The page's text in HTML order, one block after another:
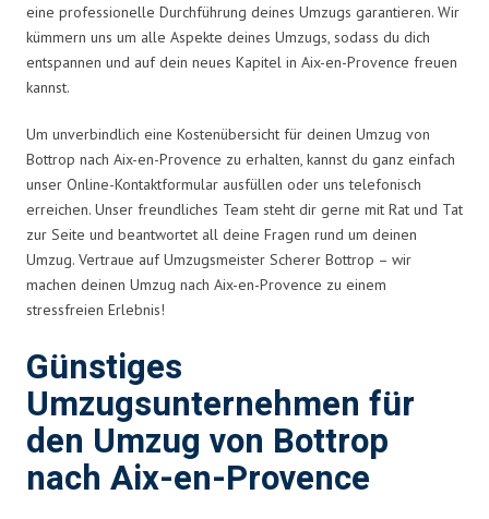
eine professionelle Durchführung deines Umzugs garantieren. Wir
kümmern uns um alle Aspekte deines Umzugs, sodass du dich
entspannen und auf dein neues Kapitel in Aix-en-Provence freuen
kannst.
Um unverbindlich eine Kostenübersicht für deinen Umzug von
Bottrop nach Aix-en-Provence zu erhalten, kannst du ganz einfach
unser Online-Kontaktformular ausfüllen oder uns telefonisch
erreichen. Unser freundliches Team steht dir gerne mit Rat und Tat
zur Seite und beantwortet all deine Fragen rund um deinen
Umzug. Vertraue auf Umzugsmeister Scherer Bottrop – wir
machen deinen Umzug nach Aix-en-Provence zu einem
stressfreien Erlebnis!
Günstiges
Umzugsunternehmen für
den Umzug von Bottrop
nach Aix-en-Provence